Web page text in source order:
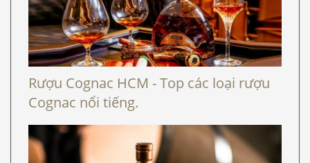
Rượu Cognac HCM - Top các loại rượu
Cognac nổi tiếng.